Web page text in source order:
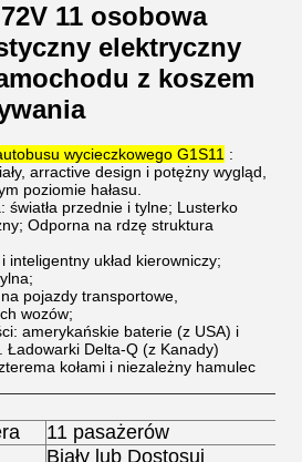
11 osobowa
elektryczny
z koszem
wycieczkowego G1S11 :
arractive design i potężny wygląd,
poziomie hałasu.
światła przednie i tylne; Lusterko
Odporna na rdzę struktura
inteligentny układ kierowniczy;
pojazdy transportowe,
wozów;
amerykańskie baterie (z USA) i
Ładowarki Delta-Q (z Kanady)
kołami i niezależny hamulec
11 pasażerów
Biały lub Dostosuj